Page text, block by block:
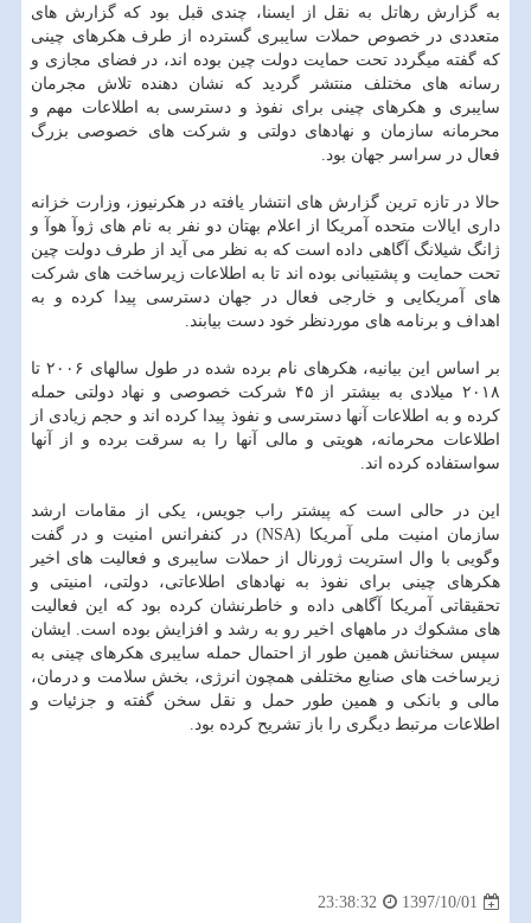
به گزارش رهاتل به نقل از ایسنا، چندی قبل بود كه گزارش های
متعددی در خصوص حملات سایبری گسترده از طرف هكرهای چینی
كه گفته میگردد تحت حمایت دولت چین بوده اند، در فضای مجازی و
رسانه های مختلف منتشر گردید كه نشان دهنده تلاش مجرمان
سایبری و هكرهای چینی برای نفوذ و دسترسی به اطلاعات مهم و
محرمانه سازمان و نهادهای دولتی و شركت های خصوصی بزرگ
فعال در سراسر جهان بود.
حالا در تازه ترین گزارش های انتشار یافته در هكرنیوز، وزارت خزانه
داری ایالات متحده آمریكا از اعلام بهتان دو نفر به نام های ژوآ هوآ و
ژانگ شیلانگ آگاهی داده است كه به نظر می آید از طرف دولت چین
تحت حمایت و پشتیبانی بوده اند تا به اطلاعات زیرساخت های شركت
های آمریكایی و خارجی فعال در جهان دسترسی پیدا كرده و به
اهداف و برنامه های موردنظر خود دست بیابند.
بر اساس این بیانیه، هكرهای نام برده شده در طول سالهای ۲۰۰۶ تا
۲۰۱۸ میلادی به بیشتر از ۴۵ شركت خصوصی و نهاد دولتی حمله
كرده و به اطلاعات آنها دسترسی و نفوذ پیدا كرده اند و حجم زیادی از
اطلاعات محرمانه، هویتی و مالی آنها را به سرقت برده و از آنها
سواستفاده كرده اند.
این در حالی است كه پیشتر راب جویس، یكی از مقامات ارشد
سازمان امنیت ملی آمریكا (NSA) در كنفرانس امنیت و در گفت
وگویی با وال استریت ژورنال از حملات سایبری و فعالیت های اخیر
هكرهای چینی برای نفوذ به نهادهای اطلاعاتی، دولتی، امنیتی و
تحقیقاتی آمریكا آگاهی داده و خاطرنشان كرده بود كه این فعالیت
های مشكوك در ماههای اخیر رو به رشد و افزایش بوده است. ایشان
سپس سخنانش همین طور از احتمال حمله سایبری هكرهای چینی به
زیرساخت های صنایع مختلفی همچون انرژی، بخش سلامت و درمان،
مالی و بانكی و همین طور حمل و نقل سخن گفته و جزئیات و
اطلاعات مرتبط دیگری را باز تشریح كرده بود.
1397/10/01
23:38:32